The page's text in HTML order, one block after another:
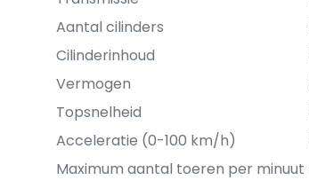
Aantal cilinders
Cilinderinhoud
Vermogen
Topsnelheid
Acceleratie (0-100 km/h)
Maximum aantal toeren per minuut